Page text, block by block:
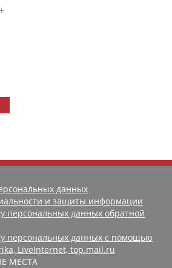
данных
и защиты информации
персональных данных обратной
персональных данных с помощью
LiveInternet, top.mail.ru
МЕСТА